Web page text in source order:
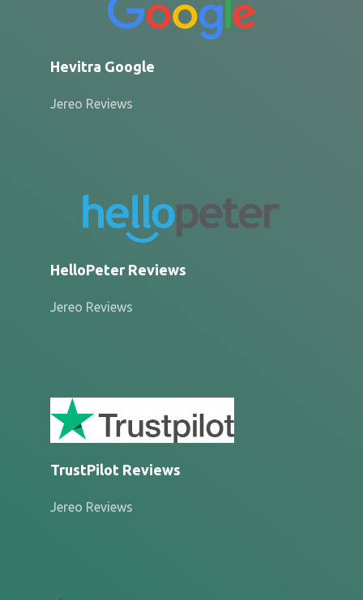
Hevitra Google
Jereo Reviews
HelloPeter Reviews
Jereo Reviews
TrustPilot Reviews
Jereo Reviews